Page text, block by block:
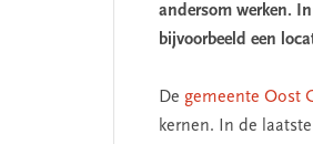
andersom werken.
bijvoorbeeld een
De gemeente Oost
kernen. In de